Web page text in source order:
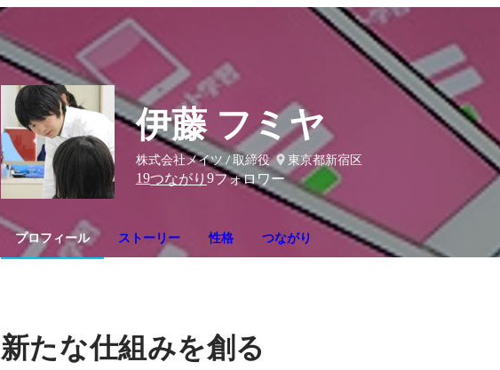
伊藤 フミヤ
株式会社メイツ / 取締役
東京都新宿区
19つながり 9フォロワー
プロフィール ストーリー 性格 つながり
新たな仕組みを創る